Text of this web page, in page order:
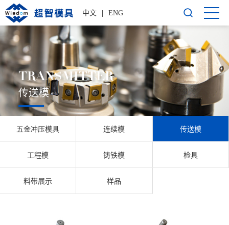
中文 ENG
TRANSMITTER
传送模
五金冲压模具 连续模 传送模
工程模 铸铁模 检具
料带展示 样品